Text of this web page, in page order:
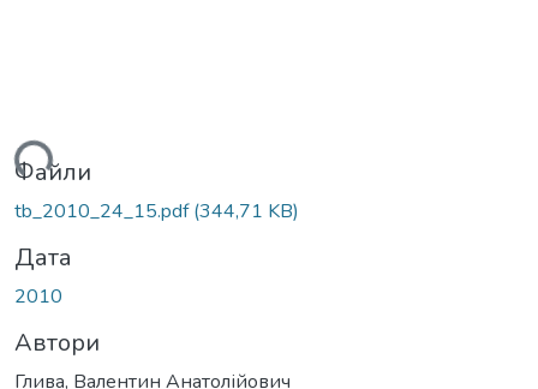
Файли
tb_2010_24_15.pdf(344,71 KB)
Дата
2010
Автори
Глива, Валентин Анатолійович